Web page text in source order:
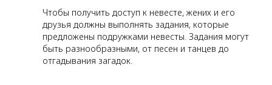
Чтобы получить доступ к невесте, жених и его
друзья должны выполнять задания, которые
предложены подружками невесты. Задания могут
быть разнообразными, от песен и танцев до
отгадывания загадок.